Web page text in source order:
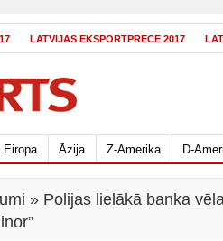
LATVIJAS EKSPORTPRECE 2017
Eiropa Āzija Z-Amerika D-
» Polijas lielākā banka